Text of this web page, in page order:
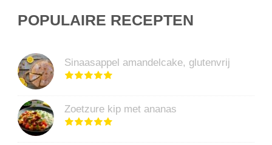
POPULAIRE RECEPTEN
Sinaasappel amandelcake, glutenvrij
Zoetzure kip met ananas